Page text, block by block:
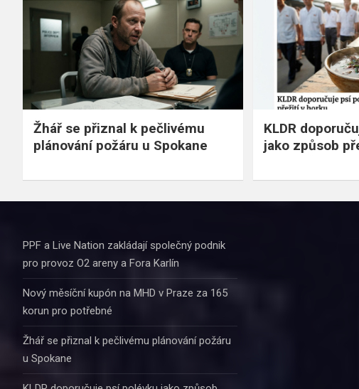
Žhář se přiznal k pečlivému
plánování požáru u Spokane
KLDR
jako způsob
PPF a Live Nation zakládají společný podnik
pro provoz O2 areny a Fora Karlín
Nový měsíční kupón na MHD v Praze za 165
korun pro potřebné
Žhář se přiznal k pečlivému plánování požáru
u Spokane